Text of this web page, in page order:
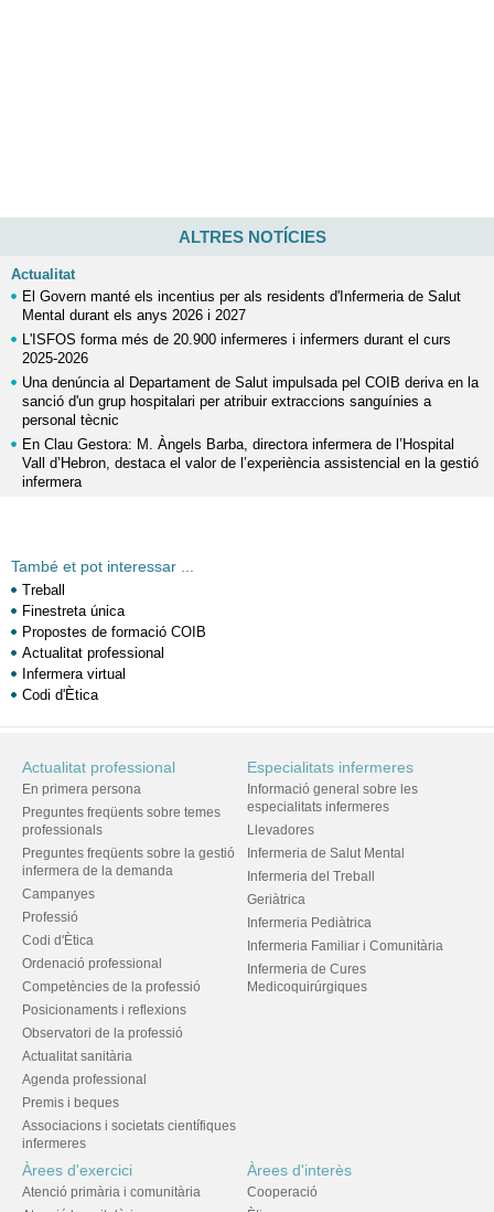
ALTRES NOTÍCIES
Actualitat
El Govern manté els incentius per als residents d'Infermeria de Salut
Mental durant els anys 2026 i 2027
L'ISFOS forma més de 20.900 infermeres i infermers durant el curs
2025-2026
Una denúncia al Departament de Salut impulsada pel COIB deriva en la
sanció d'un grup hospitalari per atribuir extraccions sanguínies a
personal tècnic
En Clau Gestora: M. Àngels Barba, directora infermera de l’Hospital
Vall d’Hebron, destaca el valor de l’experiència assistencial en la gestió
infermera
També et pot interessar ...
Treball
Finestreta única
Propostes de formació COIB
Actualitat professional
Infermera virtual
Codi d'Ètica
Actualitat professional
En primera persona
Preguntes freqüents sobre temes
professionals
Preguntes freqüents sobre la gestió
infermera de la demanda
Campanyes
Professió
Codi d'Ètica
Ordenació professional
Competències de la professió
Posicionaments i reflexions
Observatori de la professió
Actualitat sanitària
Agenda professional
Premis i beques
Associacions i societats científiques
infermeres
Especialitats infermeres
Informació general sobre les
especialitats infermeres
Llevadores
Infermeria de Salut Mental
Infermeria del Treball
Geriàtrica
Infermeria Pediàtrica
Infermeria Familiar i Comunitària
Infermeria de Cures
Medicoquirúrgiques
Àrees d'exercici
Atenció primària i comunitària
Àrees d'interès
Cooperació